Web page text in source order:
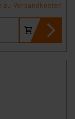
zu Versandkosten